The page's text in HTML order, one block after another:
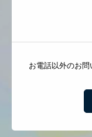
お電話以外のお問